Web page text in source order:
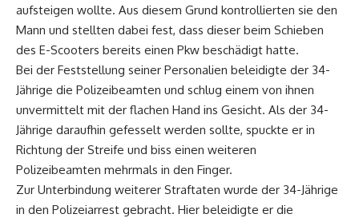
aufsteigen wollte. Aus diesem Grund kontrollierten sie den
Mann und stellten dabei fest, dass dieser beim Schieben
des E-Scooters bereits einen Pkw beschädigt hatte.
Bei der Feststellung seiner Personalien beleidigte der 34-
Jährige die Polizeibeamten und schlug einem von ihnen
unvermittelt mit der flachen Hand ins Gesicht. Als der 34-
Jährige daraufhin gefesselt werden sollte, spuckte er in
Richtung der Streife und biss einen weiteren
Polizeibeamten mehrmals in den Finger.
Zur Unterbindung weiterer Straftaten wurde der 34-Jährige
in den Polizeiarrest gebracht. Hier beleidigte er die